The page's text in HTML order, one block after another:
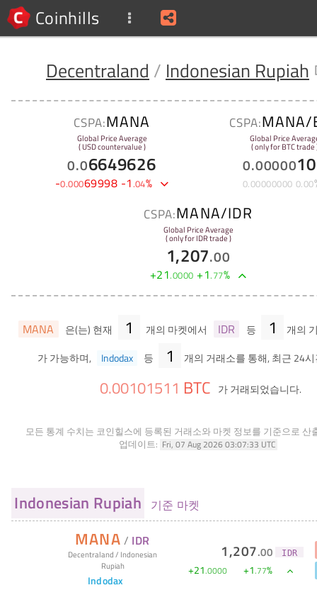
Coinhills
Decentraland / Indonesian Rupiah
CSPA:MANA
Global Price Average
( USD countervalue )
0.06649626
-0.00069998 -1.04%
CSPA:MANA/
Global Price
( only for BTC trade
0.00000
0.00000000 0.00
CSPA:MANA/IDR
Global Price Average
( only for IDR trade )
1,207.00
+21.0000 +1.77%
MANA 은(는) 현재 1 개의 마켓에서 IDR 등 1
개의
가 가능하며,
Indodax 등 1 개의 거래소를 통해, 최근 24
0.00101511 BTC 가 거래되었습니다.
모든 통계 수치는 코인힐스에 등록된 거래소와 마켓 정보를 기준으로 산
업데이트: Fri, 07 Aug 2026 03:07:33 UTC
Indonesian Rupiah 기준 마켓
MANA / IDR
Decentraland/ Indonesian
Rupiah
Indodax
1,207.00 IDR
+21.0000 +1.77%